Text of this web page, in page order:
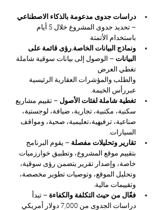
دراسات جدوى مدعومة بالذكاء الاصطناعي
– تحديد جدوى المشروع خلال 5 أيام
باستخدام الأتمتة
ونماذج البيانات الخاصة.رؤى قائمة على
البيانات – الوصول إلى بيانات سوقية شاملة
تغطي العرض
والطلب والمؤشرات العقارية الرئيسية
عبررأس الخيمة.
تغطية شاملة لفئات الأصول – تقييم مشاريع
سكنية، مكتبية، تجارية، ضيافة، لوجستية،
صناعية، ترفيهية،تعليمية، صحية، ومواقف
السيارات.
تقارير وتحليلات مفصلة – يقوم البرنامج
بتقييم موقع المشروع، وتطبيق خوارزميات
خاصة، وإصدار تقرير يتضمن رؤى سوقية،
وتحليل الموقع، وتوصيات تطوير مخصصة،
وتقييمات مالية.
فعّال من حيث التكلفة والكفاءة – تبدأ
دراسات الجدوى من 7,000 دولار أمريكي